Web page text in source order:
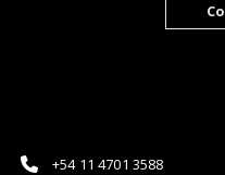
+54 11 4701 3588